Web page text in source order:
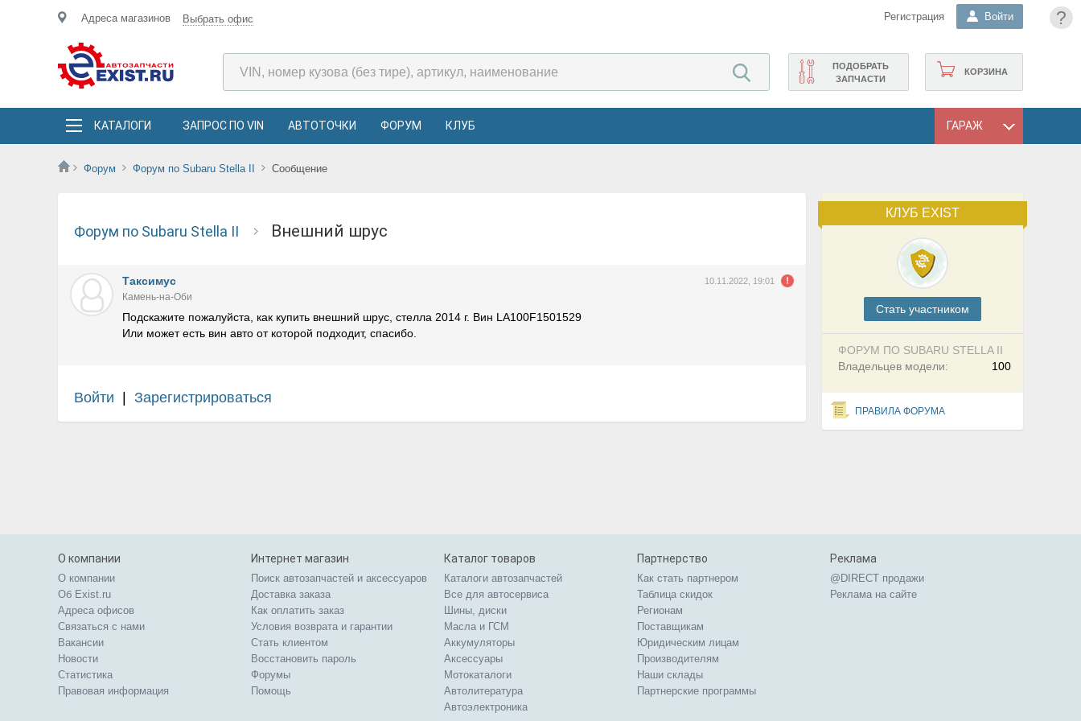
?
Адреса магазинов Выбрать офис Регистрация Войти
КОРЗИНА
ПОДОБРАТЬ
ЗАПЧАСТИ
КАТАЛОГИ ЗАПРОС ПО VIN АВТОТОЧКИ ФОРУМ КЛУБ ГАРАЖ
Форум Форум по Subaru Stella II Сообщение
КЛУБ EXIST
Cтать участником
ФОРУМ ПО SUBARU STELLA II
100
Владельцев модели:
ПРАВИЛА ФОРУМА
Форум по Subaru Stella II Внешний шрус
Таксимус 10.11.2022, 19:01
Камень-на-Оби
Подскажите пожалуйста, как купить внешний шрус, стелла 2014 г. Вин LA100F1501529
Или может есть вин авто от которой подходит, спасибо.
Войти Зарегистрироваться
О компании
О компании
Об Exist.ru
Адреса офисов
Связаться с нами
Вакансии
Новости
Статистика
Правовая информация
Интернет магазин
Поиск автозапчастей и аксессуаров
Доставка заказа
Как оплатить заказ
Условия возврата и гарантии
Стать клиентом
Восстановить пароль
Форумы
Помощь
Каталог товаров
Каталоги автозапчастей
Все для автосервиса
Шины, диски
Масла и ГСМ
Аккумуляторы
Аксессуары
Мотокаталоги
Автолитература
Автоэлектроника
Партнерство
Как стать партнером
Таблица скидок
Регионам
Поставщикам
Юридическим лицам
Производителям
Наши склады
Партнерские программы
Реклама
@DIRECT продажи
Реклама на сайте